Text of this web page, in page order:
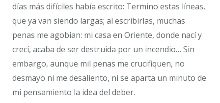
días más difíciles había escrito: Termino estas líneas,
que ya van siendo largas; al escribirlas, muchas
penas me agobian: mi casa en Oriente, donde nací y
crecí, acaba de ser destruida por un incendio… Sin
embargo, aunque mil penas me crucifiquen, no
desmayo ni me desaliento, ni se aparta un minuto de
mi pensamiento la idea del deber.